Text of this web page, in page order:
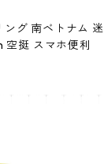
ング 南ベトナム 迷
空挺 スマホ便利